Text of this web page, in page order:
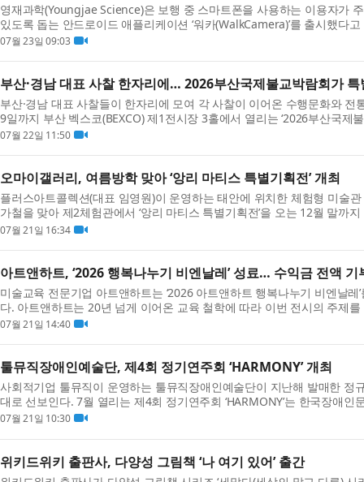
영재과학(Youngjae Science)은 보행 중 스마트폰을 사용하는 이용자가
있도록 돕는 안드로이드 애플리케이션 ‘워카(WalkCamera)’를 출시했다
동하는 이...
07월 23일 09:03
부산·경남 대표 사찰 한자리에… 2026부산국제불교박람회가 특
부산·경남 대표 사찰들이 한자리에 모여 각 사찰이 이어온 수행문화와 전
9일까지 부산 벡스코(BEXCO) 제1전시장 3홀에서 열리는 ‘2026부산국
Buddhism Ex...
07월 22일 11:50
오마이갤러리, 여름방학 맞아 ‘앙리 마티스 특별기획전’ 개최
플러스아트콜렉션(대표 임영원)이 운영하는 태안에 위치한 체험형 미술
가철을 맞아 제2체험관에서 ‘앙리 마티스 특별기획전’​을 오는 12월 말까
티스를 대...
07월 21일 16:34
아트앤하트, ‘2026 행복나누기 비엔날레’ 성료… 수익금 전액 기
미술교육 전문기업 아트앤하트는 ‘2026 아트앤하트 행복나누기 비엔날
다. 아트앤하트는 20년 넘게 이어온 교육 철학에 따라 이번 전시의 주제를
하고, ...
07월 21일 14:40
툴뮤직장애인예술단, 제4회 정기연주회 ‘HARMONY’ 개최
사회적기업 툴뮤직이 운영하는 툴뮤직장애인예술단이 지난해 발매한 정
대로 선보인다. 7월 열리는 제4회 정기연주회 ‘HARMONY’는 한국장애
성화 지원사업 ‘...
07월 21일 10:30
위키드위키 출판사, 다양성 그림책 ‘나 여기 있어’ 출간